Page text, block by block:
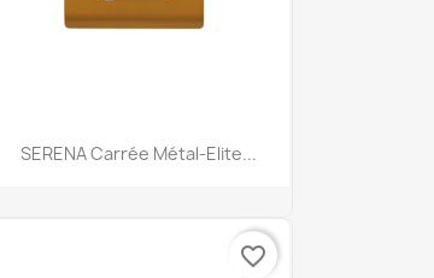
Aperçu rapide
SERENA Carrée Métal-Elite...
favorite_border